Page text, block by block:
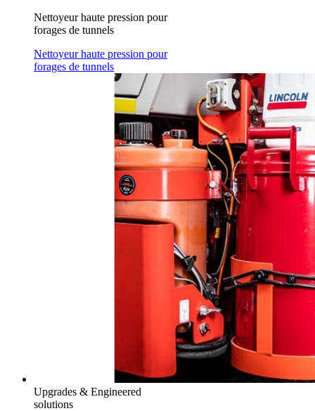
Nettoyeur haute pression pour
forages de tunnels
Nettoyeur haute pression pour
forages de tunnels
Upgrades & Engineered
solutions